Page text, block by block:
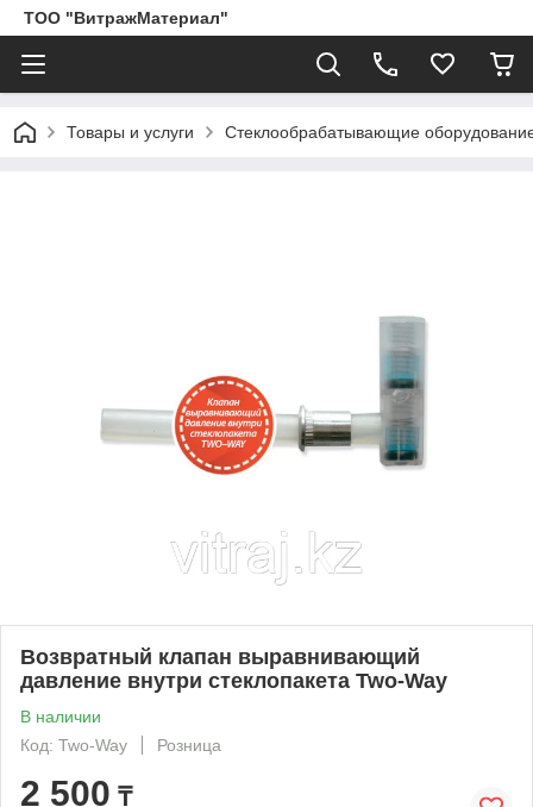
ТОО "ВитражМатериал"
Товары и услуги Стеклообрабатывающие
Возвратный клапан выравнивающий
давление внутри стеклопакета Two-Way
В наличии
Код: Two-Way
Розница
2 500 ₸